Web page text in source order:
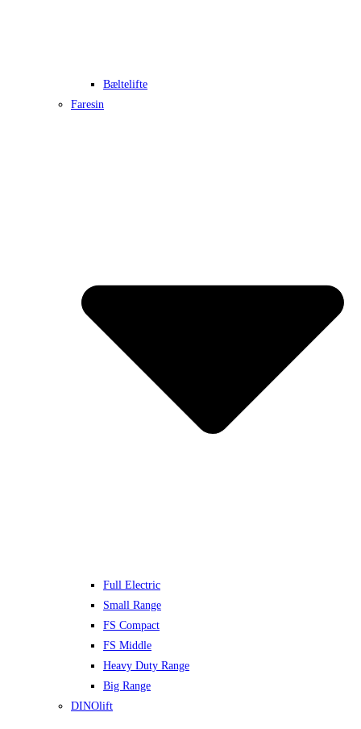
Bæltelifte
Faresin
Full Electric
Small Range
FS Compact
FS Middle
Heavy Duty Range
Big Range
DINOlift